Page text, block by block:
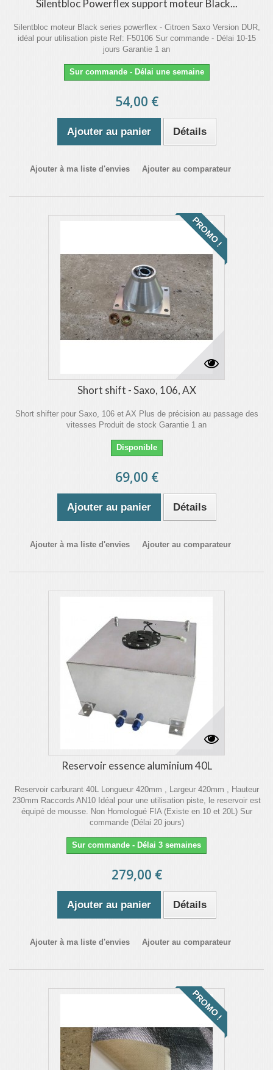
Silentbloc Powerflex support moteur Black...
Silentbloc moteur Black series powerflex - Citroen Saxo Version DUR,
idéal pour utilisation piste Ref: F50106 Sur commande - Délai 10-15
jours Garantie 1 an
Sur commande - Délai une semaine
54,00 €
Ajouter au panier Détails
Ajouter à ma liste d'envies Ajouter au comparateur
PROMO !
Short shift - Saxo, 106, AX
Short shifter pour Saxo, 106 et AX Plus de précision au passage des
vitesses Produit de stock Garantie 1 an
Disponible
69,00 €
Ajouter au panier Détails
Ajouter à ma liste d'envies Ajouter au comparateur
Reservoir essence aluminium 40L
Reservoir carburant 40L Longueur 420mm , Largeur 420mm , Hauteur
230mm Raccords AN10 Idéal pour une utilisation piste, le reservoir est
équipé de mousse. Non Homologué FIA (Existe en 10 et 20L) Sur
commande (Délai 20 jours)
Sur commande - Délai 3 semaines
279,00 €
Ajouter au panier Détails
Ajouter à ma liste d'envies Ajouter au comparateur
PROMO !